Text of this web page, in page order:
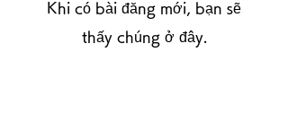
Khi có bài đăng mới, bạn sẽ
thấy chúng ở đây.